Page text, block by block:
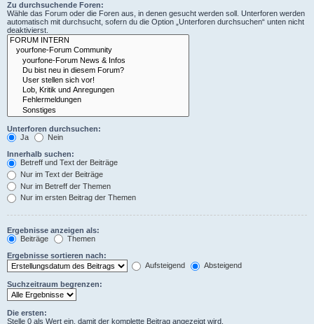
Zu durchsuchende Foren:
Wähle das Forum oder die Foren aus, in denen gesucht werden soll. Unterforen werden
automatisch mit durchsucht, sofern du die Option „Unterforen durchsuchen“ unten nicht
deaktivierst.
Unterforen durchsuchen:
Ja
Nein
Innerhalb suchen:
Betreff und Text der Beiträge
Nur im Text der Beiträge
Nur im Betreff der Themen
Nur im ersten Beitrag der Themen
Ergebnisse anzeigen als:
Beiträge
Themen
Ergebnisse sortieren nach:
Aufsteigend
Absteigend
Suchzeitraum begrenzen:
Die ersten:
Stelle 0 als Wert ein, damit der komplette Beitrag angezeigt wird.